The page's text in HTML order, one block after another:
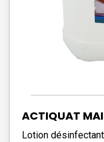
ACTIQUAT
Lotion